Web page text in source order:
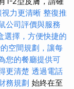
力更清晰 整復推
公司評價與服務
選擇，方便快捷的
空間規劃，讓每
您的餐廳提供可
更清楚 透過電話
務規劃 始終在至